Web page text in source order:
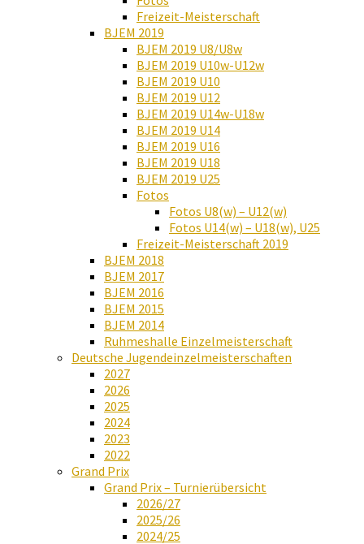
Freizeit-Meisterschaft
BJEM 2019
BJEM 2019 U8/U8w
BJEM 2019 U10w-U12w
BJEM 2019 U10
BJEM 2019 U12
BJEM 2019 U14w-U18w
BJEM 2019 U14
BJEM 2019 U16
BJEM 2019 U18
BJEM 2019 U25
Fotos
Fotos U8(w) – U12(w)
Fotos U14(w) – U18(w), U25
Freizeit-Meisterschaft 2019
BJEM 2018
BJEM 2017
BJEM 2016
BJEM 2015
BJEM 2014
Ruhmeshalle Einzelmeisterschaft
Deutsche Jugendeinzelmeisterschaften
2027
2026
2025
2024
2023
2022
Grand Prix
Grand Prix – Turnierübersicht
2026/27
2025/26
2024/25